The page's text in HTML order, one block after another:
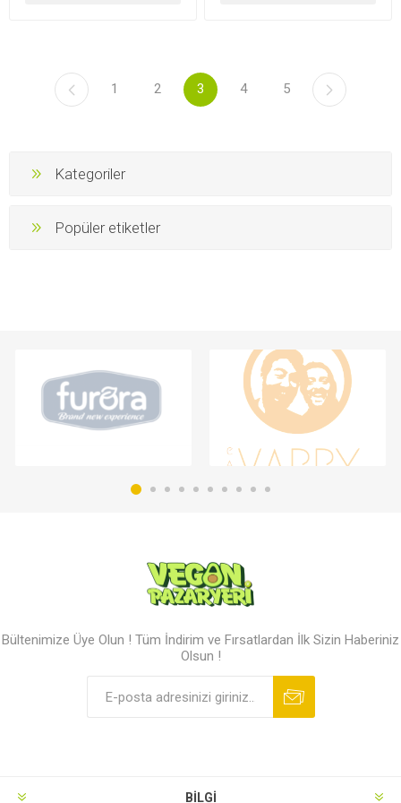
1 2 3 4 5
Kategoriler
Popüler etiketler
Bültenimize Üye Olun ! Tüm İndirim ve Fırsatlardan İlk Sizin Haberiniz
Olsun !
BILGI